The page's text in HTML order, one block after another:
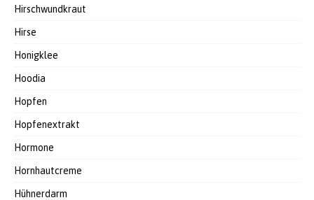
Hirschwundkraut
Hirse
Honigklee
Hoodia
Hopfen
Hopfenextrakt
Hormone
Hornhautcreme
Hühnerdarm